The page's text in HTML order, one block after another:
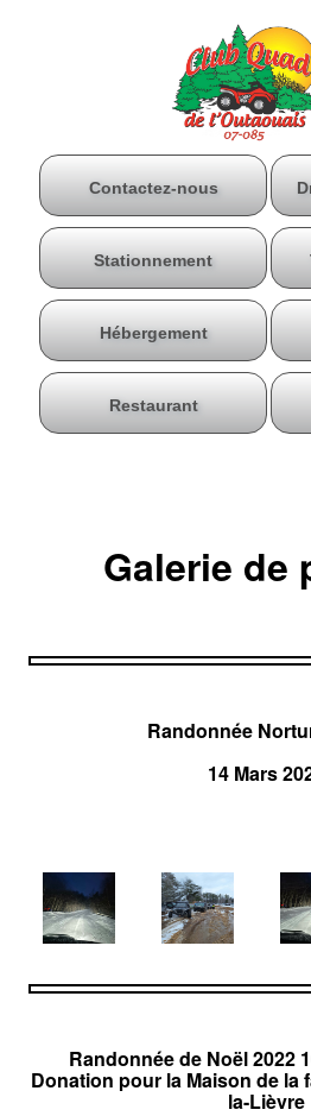
Contactez-nous
Stationnement
Hébergement
Restaurant
Galerie de
Randonnée
14 Mars
Randonnée de Noël 2022
Donation pour la Maison de la
la-Lièvre